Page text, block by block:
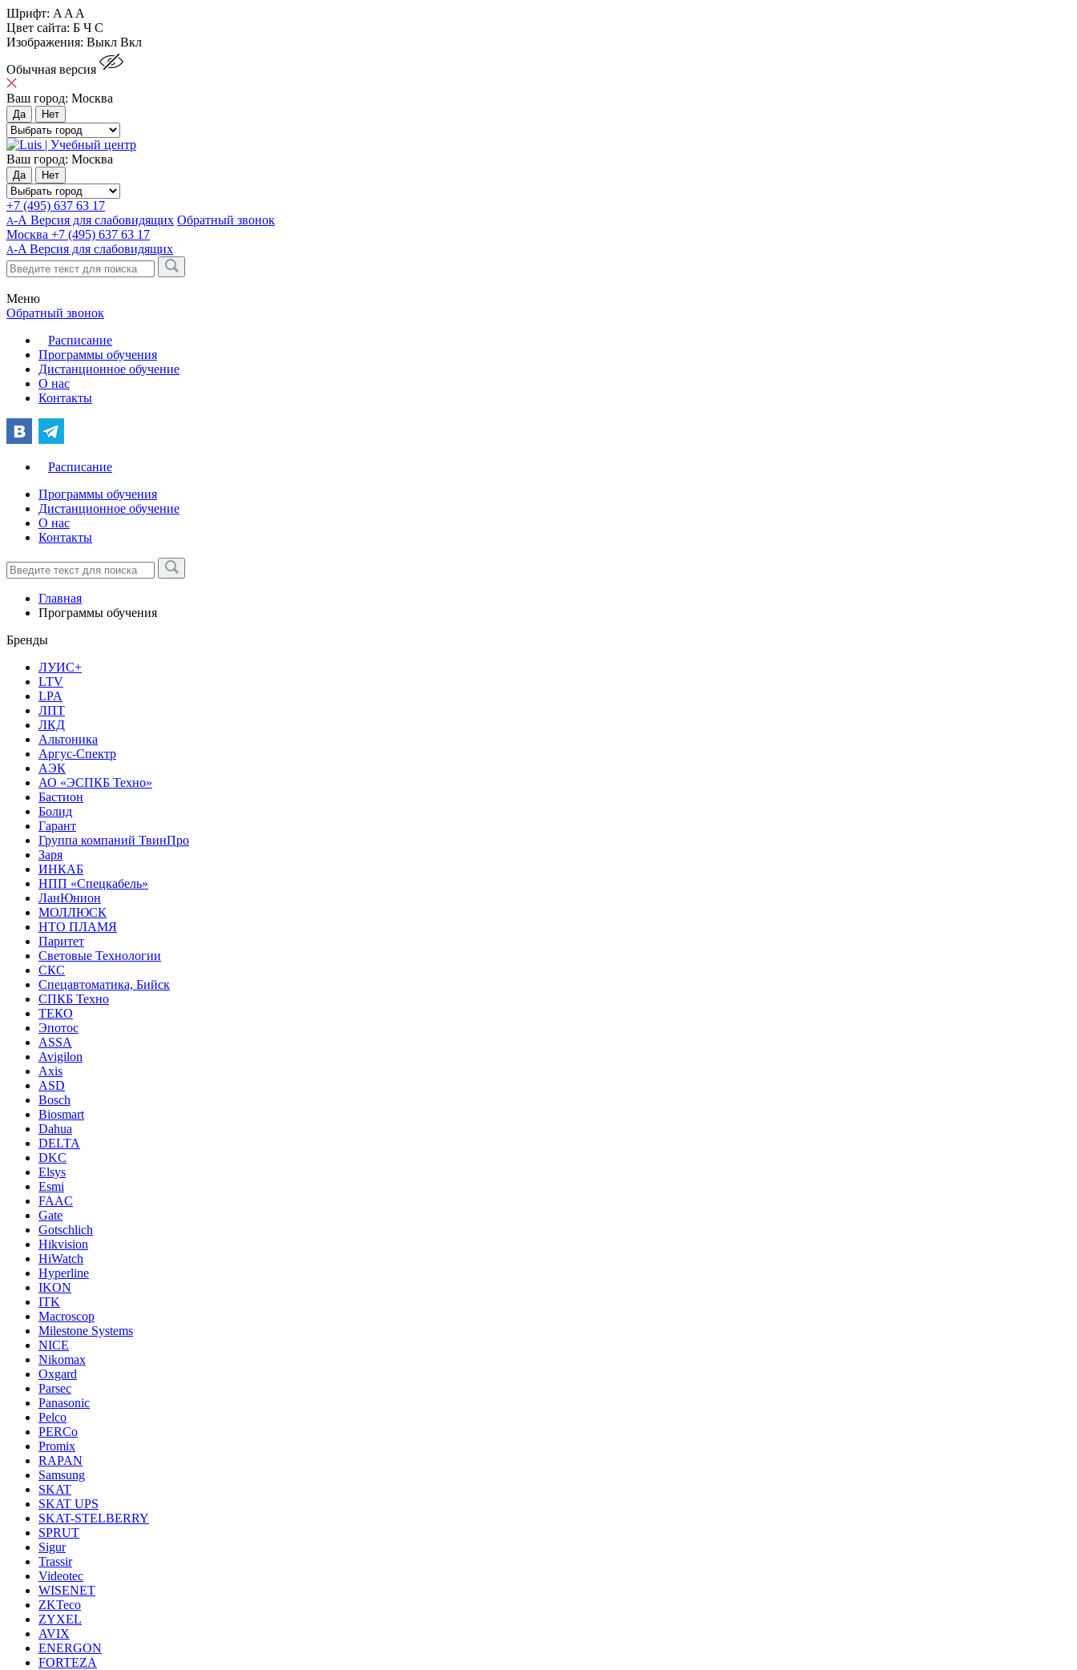
Шрифт: A A A
Цвет сайта: Б Ч С
Изображения: Выкл Вкл
Обычная версия
Ваш город: Москва
Да Нет
Ваш город: Москва
Да Нет
+7 (495) 637 63 17
А-А Версия для слабовидящих Обратный звонок
Москва +7 (495) 637 63 17
A-A Версия для слабовидящих
Меню
Обратный звонок
Расписание
Программы обучения
Дистанционное обучение
О нас
Контакты
Расписание
Программы обучения
Дистанционное обучение
О нас
Контакты
Главная
Программы обучения
Бренды
ЛУИС+
LTV
LPA
ЛПТ
ЛКД
Альтоника
Аргус-Спектр
АЭК
АО «ЭСПКБ Техно»
Бастион
Болид
Гарант
Группа компаний ТвинПро
Заря
ИНКАБ
НПП «Спецкабель»
ЛанЮнион
МОЛЛЮСК
НТО ПЛАМЯ
Паритет
Световые Технологии
СКС
Спецавтоматика, Бийск
СПКБ Техно
ТЕКО
Эпотос
ASSA
Avigilon
Axis
ASD
Bosch
Biosmart
Dahua
DELTA
DKC
Elsys
Esmi
FAAC
Gate
Gotschlich
Hikvision
HiWatch
Hyperline
IKON
ITK
Macroscop
Milestone Systems
NICE
Nikomax
Oxgard
Parsec
Panasonic
Pelco
PERCo
Promix
RAPAN
Samsung
SKAT
SKAT UPS
SKAT-STELBERRY
SPRUT
Sigur
Trassir
Videotec
WISENET
ZKTeco
ZYXEL
AVIX
ENERGON
FORTEZA